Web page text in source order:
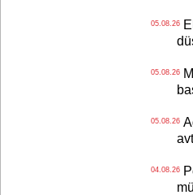
05.08.26
05.08.26
05.08.26
04.08.26